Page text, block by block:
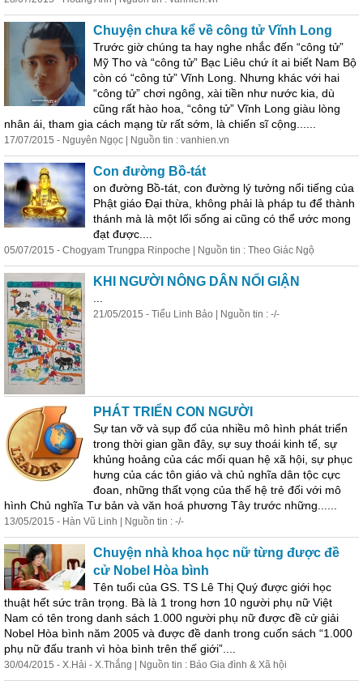
Chuyện chưa kể về công tử Vĩnh Long
Trước giờ chúng ta hay nghe nhắc đến “công tử”
Mỹ Tho và “công tử” Bạc Liêu chứ ít ai biết Nam Bộ
còn có “công tử” Vĩnh Long. Nhưng khác với hai
“công tử” chơi ngông, xài tiền như nước kia, dù
cũng rất hào hoa, “công tử” Vĩnh Long giàu lòng
nhân ái, tham gia cách mạng từ rất sớm, là chiến sĩ cộng......
17/07/2015 - Nguyên Ngọc | Nguồn tin : vanhien.vn
Con đường Bồ-tát
on đường Bồ-tát, con đường lý tưởng nổi tiếng của
Phật giáo Đại thừa, không phải là pháp tu để thành
thánh mà là một lối sống ai cũng có thể ước mong
đạt được....
05/07/2015 - Chogyam Trungpa Rinpoche | Nguồn tin : Theo Giác Ngộ
KHI NGƯỜI NÔNG DÂN NỔI GIẬN
21/05/2015 - Tiểu Linh Bảo | Nguồn tin : -/-
PHÁT TRIỂN CON NGƯỜI
Sự tan vỡ và sụp đổ của nhiều mô hình phát triển
trong thời gian gần đây, sự suy thoái kinh tế, sự
khủng hoảng của các mối quan hệ xã hội, sự phục
hưng của các tôn giáo và chủ nghĩa dân tộc cực
đoan, những thất vọng của thế hệ trẻ đối với mô
hình Chủ nghĩa Tư bản và văn hoá phương Tây trước những......
13/05/2015 - Hàn Vũ Linh | Nguồn tin : -/-
Chuyện nhà khoa học nữ từng được đề
cử Nobel Hòa bình
Tên tuổi của GS. TS Lê Thị Quý được giới học
thuật hết sức trân trọng. Bà là 1 trong hơn 10 người phụ nữ Việt
Nam có tên trong danh sách 1.000 người phụ nữ được đề cử giải
Nobel Hòa bình năm 2005 và được đề danh trong cuốn sách “1.000
phụ nữ đấu tranh vì hòa bình trên thế giới”....
30/04/2015 - X.Hải - X.Thắng | Nguồn tin : Báo Gia đình & Xã hội